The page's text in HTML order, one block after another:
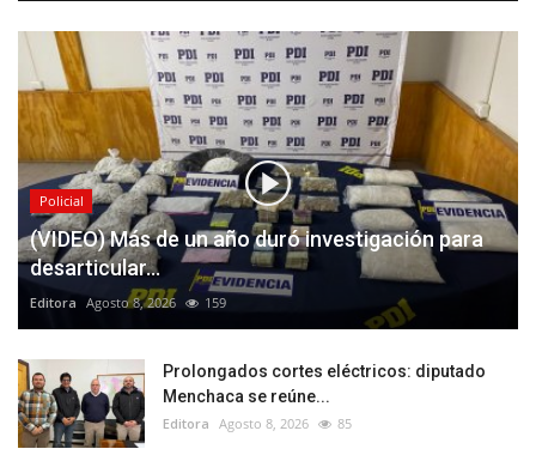
Policial
(VIDEO) Más de un año duró investigación para
desarticular...
Editora Agosto 8, 2026 159
Prolongados cortes eléctricos: diputado
Menchaca se reúne...
Editora Agosto 8, 2026 85